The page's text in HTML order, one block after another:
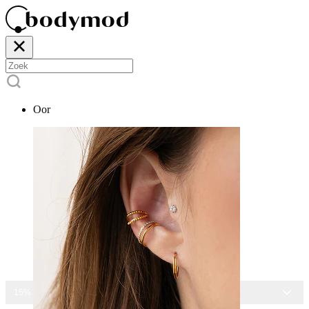
Oor
15% KORTING OP ALLE SIERADEN